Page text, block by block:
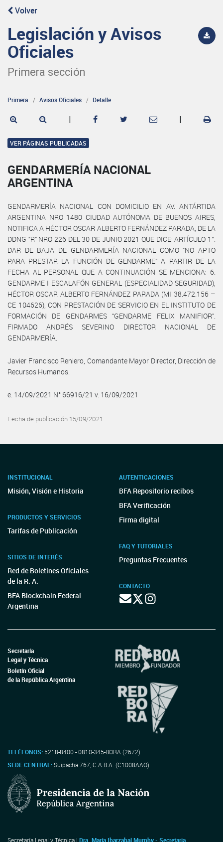
Volver
Legislación y Avisos
Oficiales
Primera sección
Primera Avisos Oficiales Detalle
| |
VER PÁGINAS PUBLICADAS
GENDARMERÍA NACIONAL
ARGENTINA
GENDARMERÍA NACIONAL CON DOMICILIO EN AV. ANTÁRTIDA
ARGENTINA NRO 1480 CIUDAD AUTÓNOMA DE BUENOS AIRES,
NOTIFICA A HÉCTOR OSCAR ALBERTO FERNÁNDEZ PARADA, DE LA
DDNG “R” NRO 226 DEL 30 DE JUNIO 2021 QUE DICE: ARTÍCULO 1°.
DAR DE BAJA DE GENDARMERÍA NACIONAL COMO “NO APTO
PARA PRESTAR LA FUNCIÓN DE GENDARME” A PARTIR DE LA
FECHA AL PERSONAL QUE A CONTINUACIÓN SE MENCIONA: 6.
GENDARME I ESCALAFÓN GENERAL (ESPECIALIDAD SEGURIDAD),
HÉCTOR OSCAR ALBERTO FERNÁNDEZ PARADA (MI 38.472.156 –
CE 104626), CON PRESTACIÓN DE SERVICIO EN EL INSTITUTO DE
FORMACIÓN DE GENDARMES “GENDARME FELIX MANIFIOR”.
FIRMADO ANDRÉS SEVERINO DIRECTOR NACIONAL DE
GENDARMERÍA.
Javier Francisco Reniero, Comandante Mayor Director, Dirección de
Recursos Humanos.
e. 14/09/2021 N° 66916/21 v. 16/09/2021
Fecha de publicación 15/09/2021
INSTITUCIONAL
Misión, Visión e Historia
PRODUCTOS Y SERVICIOS
Tarifas de Publicación
SITIOS DE INTERÉS
Red de Boletines Oficiales
de la R. A.
BFA Blockchain Federal
Argentina
AUTENTICACIONES
BFA Repositorio recibos
BFA Verificación
Firma digital
FAQ Y TUTORIALES
Preguntas Frecuentes
CONTACTO
Secretaría
Legal y Técnica
Boletín Oficial
de la República Argentina
TELÉFONOS: 5218-8400 - 0810-345-BORA (2672)
SEDE CENTRAL:Suipacha 767, C.A.B.A. (C1008AAO)
Secretaría Legal y Técnica | Dra. María Ibarzabal Murphy - Secretaria